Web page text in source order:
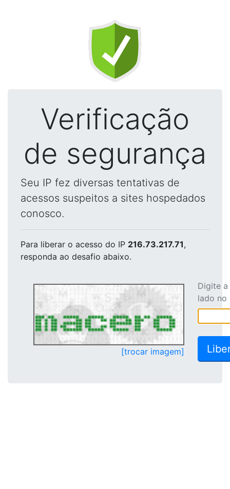
Verificação
de segurança
Seu IP fez diversas tentativas de
acessos suspeitos a sites hospedados
conosco.
Para liberar o acesso do IP 216.73.217.71,
responda ao desafio abaixo.
[trocar imagem]
Digite
lado no